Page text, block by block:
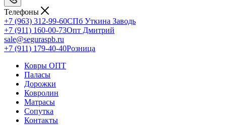
Телефоны
+7 (963) 312-99-60СПб Уткина Заводь
+7 (911) 160-00-73Опт Дмитрий
sale@seguraspb.ru
+7 (911) 179-40-40Розница
Ковры ОПТ
Паласы
Дорожки
Ковролин
Матрасы
Сопутка
Контакты